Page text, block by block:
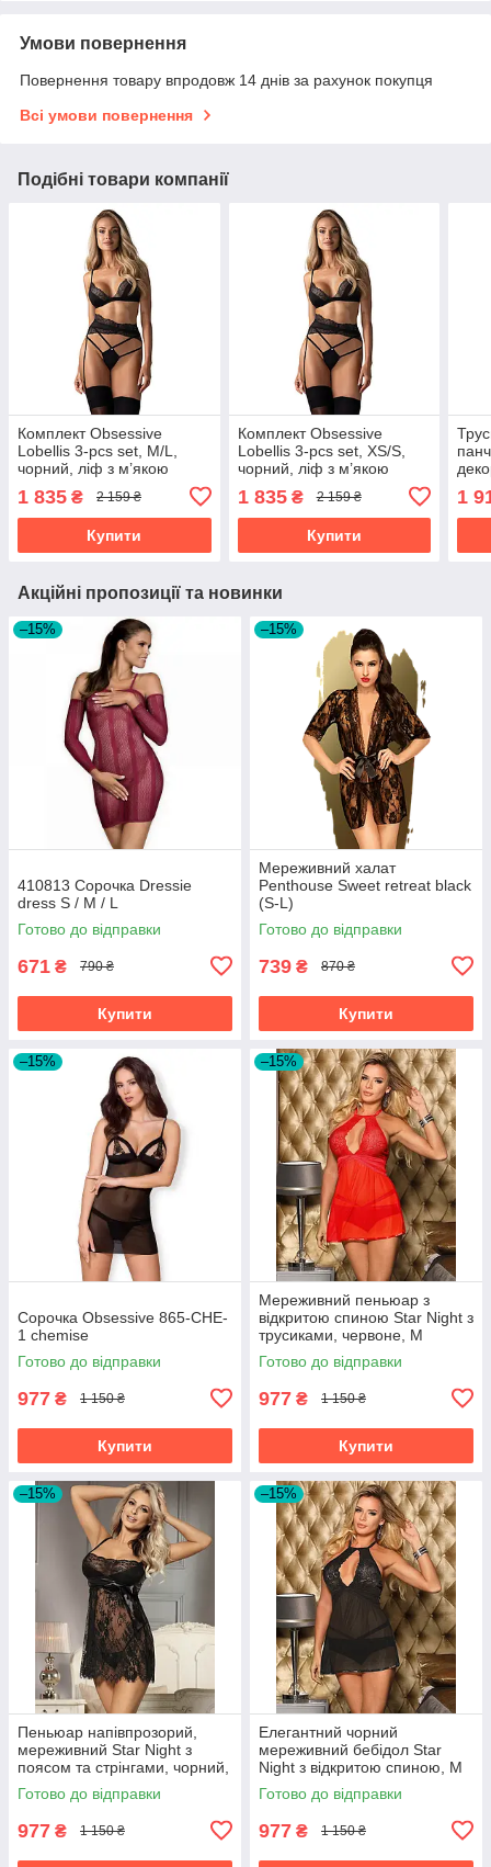
Умови повернення
Повернення товару впродовж 14 днів за рахунок покупця
Всі умови повернення
Подібні товари компанії
Комплект Obsessive
Lobellis 3-pcs set, M/L,
чорний, ліф з м’якою
чашкою, стрінги, пояс для
панчіх
1 835 ₴ 2 159 ₴
Купити
Комплект Obsessive
Lobellis 3-pcs set, XS/S,
чорний, ліф з м’якою
чашкою, стрінги, пояс для
панчіх
1 835₴ 2 159 ₴
Купити
1
Акційні пропозиції та новинки
–15%
410813 Сорочка Dressie
dress S / M / L
Готово до відправки
671 ₴ 790 ₴
Купити
–15%
Мереживний халат
Penthouse Sweet retreat black
(S-L)
Готово до відправки
739 ₴ 870 ₴
Купити
–15%
Сорочка Obsessive 865-CHE-
1 chemise
Готово до відправки
977 ₴ 1 150 ₴
Купити
–15%
Мереживний пеньюар з
відкритою спиною Star Night з
трусиками, червоне, М
Готово до відправки
977 ₴ 1 150 ₴
Купити
–15%
Пеньюар напівпрозорий,
мереживний Star Night з
поясом та стрінгами, чорний,
M
Готово до відправки
977 ₴ 1 150 ₴
–15%
Елегантний чорний
мереживний бебідол Star
Night з відкритою спиною, M
Готово до відправки
977 ₴ 1 150 ₴